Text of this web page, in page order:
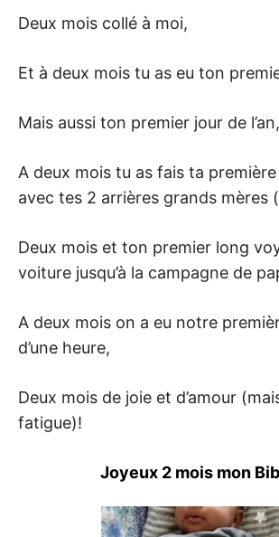
Deux mois collé à moi,
Et à deux mois tu as eu ton
Mais aussi ton premier jour de l’an,
A deux mois tu as fais ta
avec tes 2 arrières grands mères
Deux mois et ton premier long
voiture jusqu’à la campagne de
A deux mois on a eu notre
d’une heure,
Deux mois de joie et d’amour
fatigue)!
Joyeux 2 mois mon